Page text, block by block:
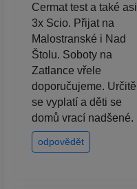
Cermat test a také asi
3x Scio. Přijat na
Malostranské i Nad
Štolu. Soboty na
Zatlance vřele
doporučujeme. Určitě
se vyplatí a děti se
domů vrací nadšené.
odpovědět